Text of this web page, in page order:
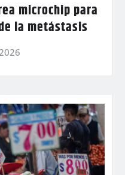
microchip para
la metástasis